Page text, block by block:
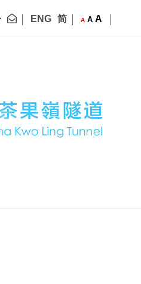
主頁聯絡我們
| ENG 简 | A A A |